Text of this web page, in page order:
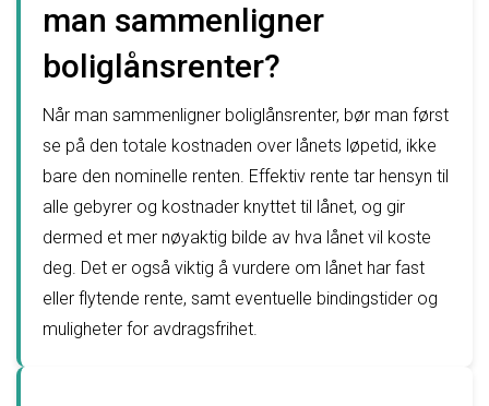
man sammenligner
boliglånsrenter?
Når man sammenligner boliglånsrenter, bør man først
se på den totale kostnaden over lånets løpetid, ikke
bare den nominelle renten. Effektiv rente tar hensyn til
alle gebyrer og kostnader knyttet til lånet, og gir
dermed et mer nøyaktig bilde av hva lånet vil koste
deg. Det er også viktig å vurdere om lånet har fast
eller flytende rente, samt eventuelle bindingstider og
muligheter for avdragsfrihet.